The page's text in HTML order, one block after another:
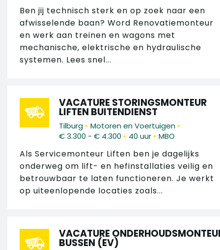
Ben jij technisch sterk en op zoek naar een
afwisselende baan? Word Renovatiemonteur
en werk aan treinen en wagons met
mechanische, elektrische en hydraulische
systemen. Lees snel...
VACATURE STORINGSMONTEUR
LIFTEN BUITENDIENST
Tilburg • Motoren en Voertuigen •
€ 3.300 - € 4.300 • 40 uur • MBO
Als Servicemonteur Liften ben je dagelijks
onderweg om lift- en hefinstallaties veilig en
betrouwbaar te laten functioneren. Je werkt
op uiteenlopende locaties zoals...
VACATURE
BUSSEN (EV)